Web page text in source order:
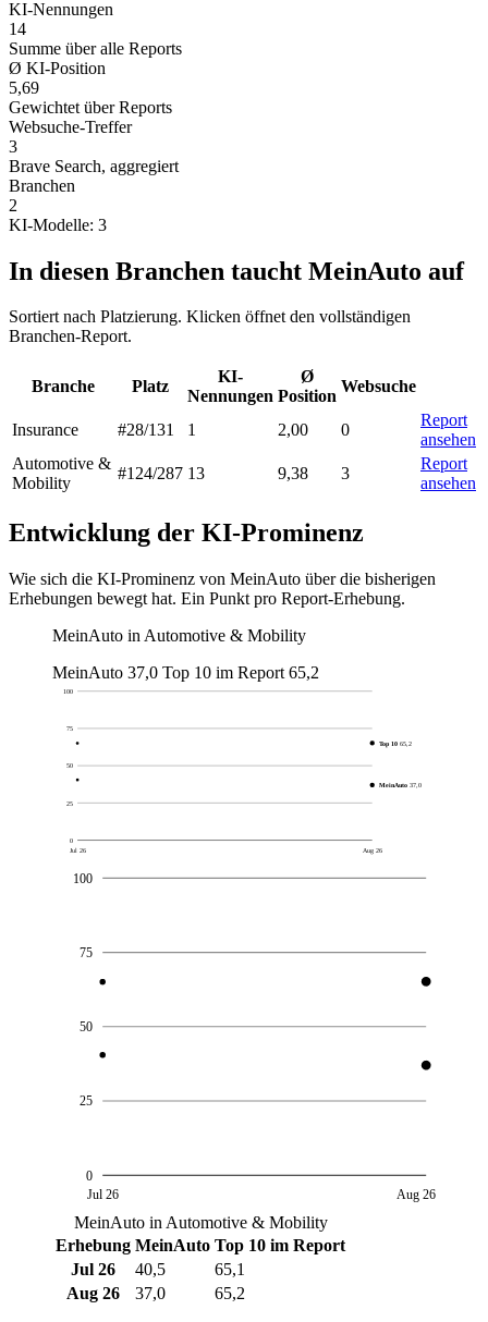
KI-Nennungen
14
Summe über alle Reports
Ø KI-Position
5,69
Gewichtet über Reports
Websuche-Treffer
3
Brave Search, aggregiert
Branchen
2
KI-Modelle: 3
In diesen Branchen taucht MeinAuto auf
Sortiert nach Platzierung. Klicken öffnet den vollständigen
Branchen-Report.
Branche Platz
KI-
Nennungen
Ø
Position
Websuche
Insurance #28/131 1 2,00 0
Report
ansehen
Automotive &
Mobility
#124/287 13 9,38 3
Report
ansehen
Entwicklung der KI-Prominenz
Wie sich die KI-Prominenz von MeinAuto über die bisherigen
Erhebungen bewegt hat. Ein Punkt pro Report-Erhebung.
MeinAuto in Automotive & Mobility
MeinAuto 37,0 Top 10 im Report 65,2
0
25
50
75
100
Jul 26 Aug 26
MeinAuto 37,0
Top 10 65,2
0
25
50
75
100
Jul 26 Aug 26
MeinAuto in Automotive & Mobility
Erhebung MeinAuto Top 10 im Report
Jul 26
40,5
65,1
Aug 26
37,0 65,2